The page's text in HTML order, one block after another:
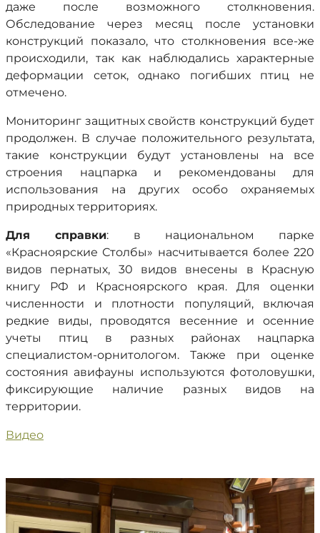
даже после возможного столкновения.
Обследование через месяц после установки
конструкций показало, что столкновения все-же
происходили, так как наблюдались характерные
деформации сеток, однако погибших птиц не
отмечено.
Мониторинг защитных свойств конструкций будет
продолжен. В случае положительного результата,
такие конструкции будут установлены на все
строения нацпарка и рекомендованы для
использования на других особо охраняемых
природных территориях.
Для справки: в национальном парке
«Красноярские Столбы» насчитывается более 220
видов пернатых, 30 видов внесены в Красную
книгу РФ и Красноярского края. Для оценки
численности и плотности популяций, включая
редкие виды, проводятся весенние и осенние
учеты птиц в разных районах нацпарка
специалистом-орнитологом. Также при оценке
состояния авифауны используются фотоловушки,
фиксирующие наличие разных видов на
территории.
Видео